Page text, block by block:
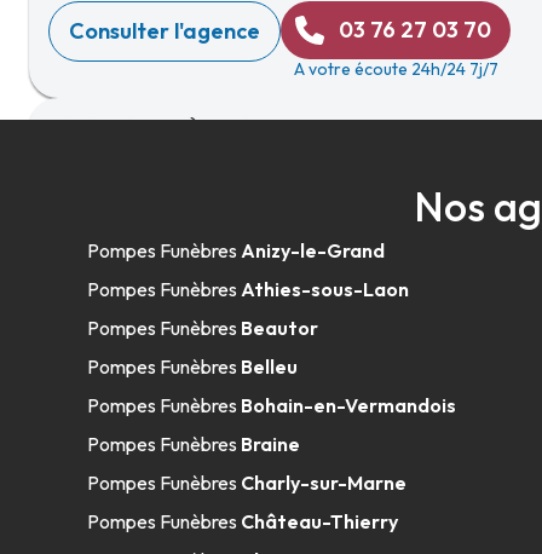
Consulter l'agence 03 76 27 03 70
A votre écoute 24h/24 7j/7
108 Rue Georges Pompidou- 02100 Saint-Quentin
Consulter l'agence 03 23 08 16 83
A votre écoute 24h/24 7j/7
Pompes Funèbres Associés Vignon -
Vermandois
13h30-18h
108 Rue Saint-Quentin-02110 Bohain-en-Vermandois
Nos
Pompes Funèbres Anizy-le-Grand
Pompes Funèbres Athies-sous-Laon
Pompes Funèbres Beautor
Pompes Funèbres Belleu
Pompes Funèbres Bohain-en-Vermandois
Pompes Funèbres Braine
Pompes Funèbres Charly-sur-Marne
Pompes Funèbres Château-Thierry